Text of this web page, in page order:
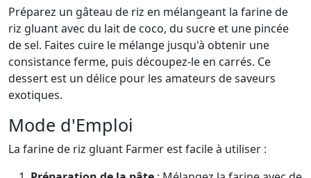
Préparez un gâteau de riz en mélangeant la farine de
riz gluant avec du lait de coco, du sucre et une pincée
de sel. Faites cuire le mélange jusqu'à obtenir une
consistance ferme, puis découpez-le en carrés. Ce
dessert est un délice pour les amateurs de saveurs
exotiques.
Mode d'Emploi
La farine de riz gluant Farmer est facile à utiliser :